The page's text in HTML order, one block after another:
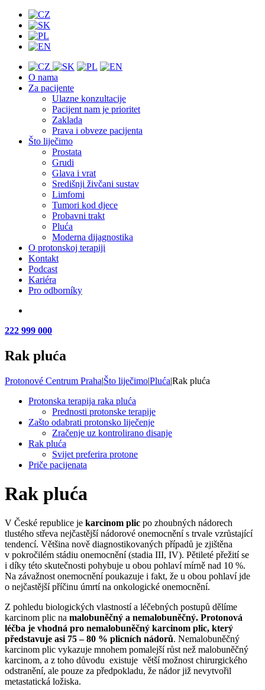
O nama
Za pacijente
Ulazne konzultacije
Pacijent nam je prioritet
Zaklada
Prava i obveze pacijenta
Što liječimo
Prostata
Grudi
Glava i vrat
Središnji živčani sustav
Limfomi
Tumori kod djece
Probavni trakt
Pluća
Moderna dijagnostika
O protonskoj terapiji
Kontakt
Podcast
Kariéra
Pro odborníky
222 999 000
Rak pluća
Protonové Centrum Praha|Što liječimo|Pluća|Rak pluća
Protonska terapija raka pluća
Prednosti protonske terapije
Zašto odabrati protonsko liječenje
Zračenje uz kontrolirano disanje
Rak pluća
Svijet preferira protone
Priče pacijenata
Rak pluća
V České republice je karcinom plic po zhoubných nádorech
tlustého střeva nejčastější nádorové onemocnění s trvale vzrůstající
tendencí. Většina nově diagnostikovaných případů je zjištěna
v pokročilém stádiu onemocnění (stadia III, IV). Pětileté přežití se
i díky této skutečnosti pohybuje u obou pohlaví mírně nad 10 %.
Na závažnost onemocnění poukazuje i fakt, že u obou pohlaví jde
o nejčastější příčinu úmrtí na onkologické onemocnění.
Z pohledu biologických vlastností a léčebných postupů dělíme
karcinom plic na malobuněčný a nemalobuněčný. Protonová
léčba je vhodná pro nemalobuněčný karcinom plic, který
představuje asi 75 – 80 % plicních nádorů. Nemalobuněčný
karcinom plic vykazuje mnohem pomalejší růst než malobuněčný
karcinom, a z toho důvodu existuje větší možnost chirurgického
odstranění, ale pouze za předpokladu, že nádor již nevytvořil
metastatická ložiska.